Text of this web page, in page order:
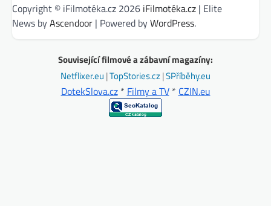
Copyright © iFilmotéka.cz 2026 iFilmotéka.cz | Elite
News byAscendoor | Powered byWordPress.
Související filmové a zábavní magazíny:
Netflixer.eu |TopStories.cz|SPříběhy.eu
DotekSlova.cz* Filmy a TV* CZIN.eu